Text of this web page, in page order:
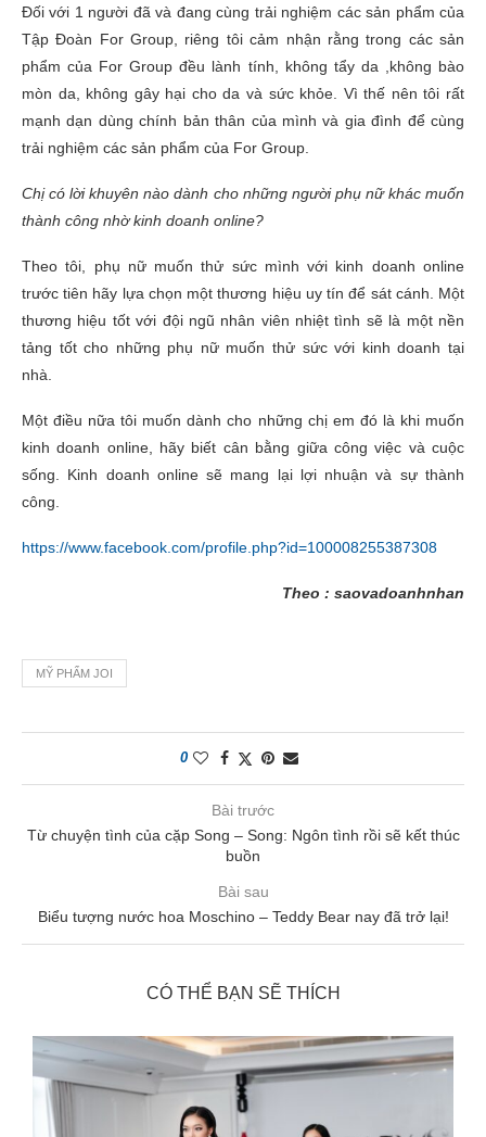
Đối với 1 người đã và đang cùng trải nghiệm các sản phẩm của
Tập Đoàn For Group, riêng tôi cảm nhận rằng trong các sản
phẩm của For Group đều lành tính, không tẩy da ,không bào
mòn da, không gây hại cho da và sức khỏe. Vì thế nên tôi rất
mạnh dạn dùng chính bản thân của mình và gia đình để cùng
trải nghiệm các sản phẩm của For Group.
Chị có lời khuyên nào dành cho những người phụ nữ khác muốn
thành công nhờ kinh doanh online?
Theo tôi, phụ nữ muốn thử sức mình với kinh doanh online
trước tiên hãy lựa chọn một thương hiệu uy tín để sát cánh. Một
thương hiệu tốt với đội ngũ nhân viên nhiệt tình sẽ là một nền
tảng tốt cho những phụ nữ muốn thử sức với kinh doanh tại
nhà.
Một điều nữa tôi muốn dành cho những chị em đó là khi muốn
kinh doanh online, hãy biết cân bằng giữa công việc và cuộc
sống. Kinh doanh online sẽ mang lại lợi nhuận và sự thành
công.
https://www.facebook.com/profile.php?id=100008255387308
Theo : saovadoanhnhan
MỸ PHẨM JOI
0
Bài trước
Từ chuyện tình của cặp Song – Song: Ngôn tình rồi sẽ kết thúc
buồn
Bài sau
Biểu tượng nước hoa Moschino – Teddy Bear nay đã trở lại!
CÓ THỂ BẠN SẼ THÍCH